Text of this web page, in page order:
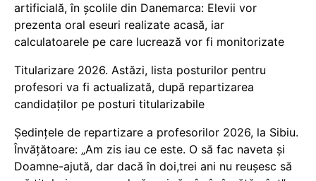
artificială, în școlile din Danemarca: Elevii vor
prezenta oral eseuri realizate acasă, iar
calculatoarele pe care lucrează vor fi monitorizate
Titularizare 2026. Astăzi, lista posturilor pentru
profesori va fi actualizată, după repartizarea
candidaților pe posturi titularizabile
Ședințele de repartizare a profesorilor 2026, la Sibiu.
Învățătoare: „Am zis iau ce este. O să fac naveta și
Doamne-ajută, dar dacă în doi,trei ani nu reușesc să